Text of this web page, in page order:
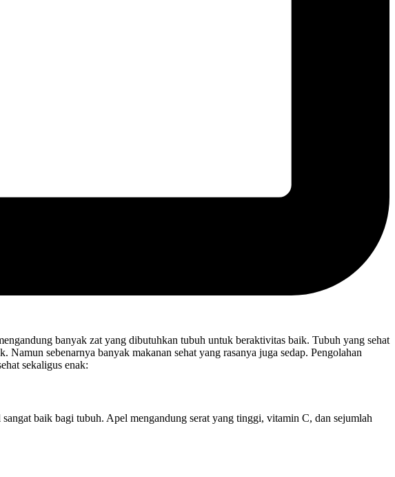
banyak zat yang dibutuhkan tubuh untuk beraktivitas baik. Tubuh yang sehat
Namun sebenarnya banyak makanan sehat yang rasanya juga sedap. Pengolahan
sekaligus enak:
baik bagi tubuh. Apel mengandung serat yang tinggi, vitamin C, dan sejumlah